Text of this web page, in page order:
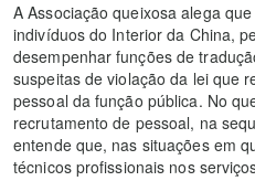
A Associação queixosa alega
indivíduos do Interior da China,
desempenhar funções de
suspeitas de violação da lei que
pessoal da função pública. No
recrutamento de pessoal, na
entende que, nas situações em
técnicos profissionais nos